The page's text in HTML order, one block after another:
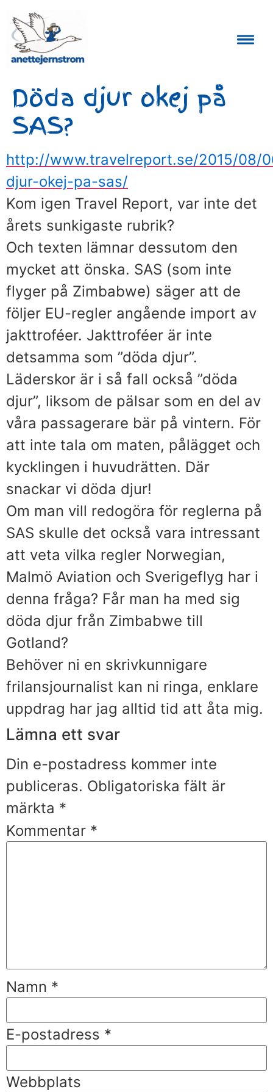
Döda djur okej på
SAS?
http://www.travelreport.se/2015/08/
djur-okej-pa-sas/
Kom igen Travel Report, var inte det
årets sunkigaste rubrik?
Och texten lämnar dessutom den
mycket att önska. SAS (som inte
flyger på Zimbabwe) säger att de
följer EU-regler angående import av
jakttroféer. Jakttroféer är inte
detsamma som ”döda djur”.
Läderskor är i så fall också ”döda
djur”, liksom de pälsar som en del av
våra passagerare bär på vintern. För
att inte tala om maten, pålägget och
kycklingen i huvudrätten. Där
snackar vi döda djur!
Om man vill redogöra för reglerna på
SAS skulle det också vara intressant
att veta vilka regler Norwegian,
Malmö Aviation och Sverigeflyg har i
denna fråga? Får man ha med sig
döda djur från Zimbabwe till
Gotland?
Behöver ni en skrivkunnigare
frilansjournalist kan ni ringa, enklare
uppdrag har jag alltid tid att åta mig.
Lämna ett svar
Din e-postadress kommer inte
publiceras. Obligatoriska fält är
märkta *
Kommentar *
Namn *
E-postadress *
Webbplats